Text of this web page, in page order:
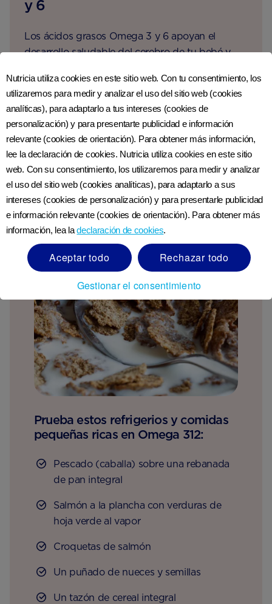
y 6
Los ácidos grasos Omega 3 y 6 apoyan el
desarrollo saludable del cerebro de tu bebé y
de incluir buenas fuentes de Omega 3 en tu
dieta te ayudará a darle a tu bebé el mejor
comienzo para un futuro saludable.
Asegurarte de incluir buenas
fuentes de Omega 3 en tu
dieta te ayudará a darle a tu
bebé el mejor comienzo
para un futuro saludable.
Prueba estos refrigerios y comidas
pequeñas ricas en Omega 312:
Pescado (caballa) sobre una rebanada
de pan integral
Salmón a la plancha con verduras de
hoja verde al vapor
Croquetas de salmón
Un puñado de nueces y semillas
Un tazón de cereal integral
Nutricia utiliza cookies en este sitio web. Con tu consentimiento, los
utilizaremos para medir y analizar el uso del sitio web (cookies
analíticas), para adaptarlo a tus intereses (cookies de
personalización) y para presentarte publicidad e información
relevante (cookies de orientación). Para obtener más información,
lee la declaración de cookies. Nutricia utiliza cookies en este sitio
web. Con su consentimiento, los utilizaremos para medir y analizar
el uso del sitio web (cookies analíticas), para adaptarlo a sus
intereses (cookies de personalización) y para presentarle publicidad
e información relevante (cookies de orientación). Para obtener más
información, lea ladeclaración de cookies.
Aceptar todo
Rechazar todo
Gestionar el consentimiento